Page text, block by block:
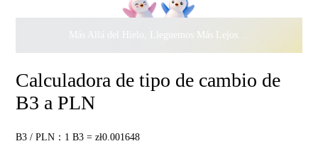
Más Allá del Hielo, Lleguemos Más Lejos Juntos ·
Calculadora de tipo de cambio de
B3 a PLN
B3 / PLN：1 B3 = zł0.001648